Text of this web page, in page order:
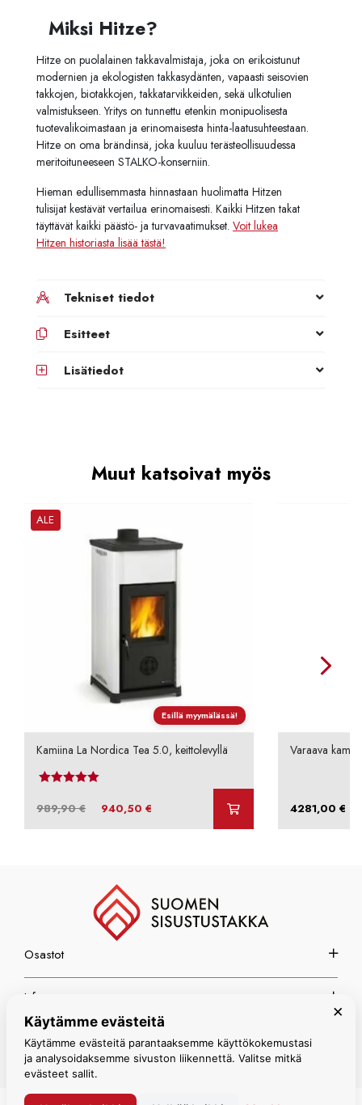
Miksi Hitze?
Hitze on puolalainen takkavalmistaja, joka on erikoistunut
modernien ja ekologisten takkasydänten, vapaasti seisovien
takkojen, biotakkojen, takkatarvikkeiden, sekä ulkotulien
valmistukseen. Yritys on tunnettu etenkin monipuolisesta
tuotevalikoimastaan ja erinomaisesta hinta-laatusuhteestaan.
Hitze on oma brändinsä, joka kuuluu terästeollisuudessa
meritoituneeseen STALKO-konserniin.
Hieman edullisemmasta hinnastaan huolimatta Hitzen
tulisijat kestävät vertailua erinomaisesti. Kaikki Hitzen takat
täyttävät kaikki päästö- ja turvavaatimukset. Voit lukea
Hitzen historiasta lisää tästä!
Tekniset tiedot
Esitteet
Lisätiedot
Muut katsoivat myös
Esillä myymälässä!
ALE
Kamiina La Nordica Tea 5.0, keittolevyllä
989,90€
Alkuperäinen
940,50€
Varaava
4281,00 €
Osastot
Info
Espoon myymälä
×
Käytämme evästeitä
Käytämme evästeitä parantaaksemme käyttökokemustasi
ja analysoidaksemme sivuston liikennettä. Valitse mitkä
evästeet sallit.